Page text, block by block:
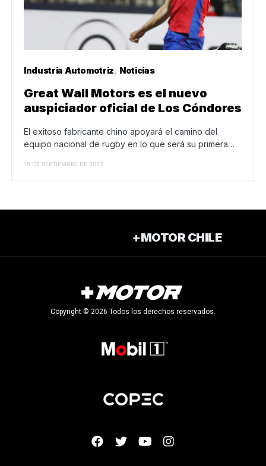
Industria Automotriz Noticias
Great Wall Motors es el nuevo
auspiciador oficial de Los Cóndores
El exitoso fabricante chino apoyará el camino del
equipo nacional de rugby en lo que será su primera…
15 DE SEPTIEMBRE DE 2023
+MOTOR CHILE
Copyright © 2026 Todos los derechos reservados.